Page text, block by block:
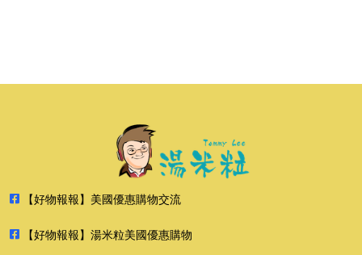
【好物報報】美國優惠購物交流
【好物報報】湯米粒美國優惠購物